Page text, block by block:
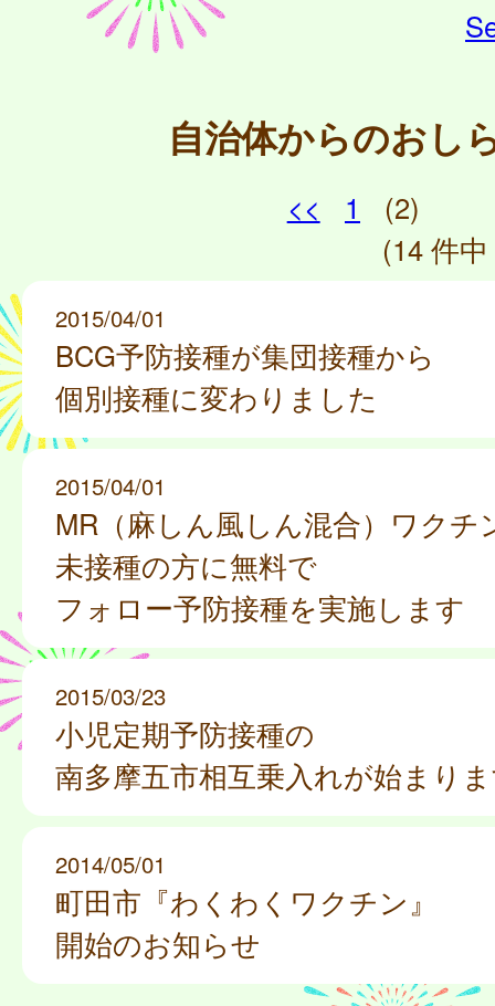
自治体からのおし
<< 1
(2)
(14 件
2015/04/01
BCG予防接種が集団接種から
個別接種に変わりました
2015/04/01
MR（麻しん風しん混合）ワクチ
未接種の方に無料で
フォロー予防接種を実施します
2015/03/23
小児定期予防接種の
南多摩五市相互乗入れが始まり
2014/05/01
町田市『わくわくワクチン』
開始のお知らせ